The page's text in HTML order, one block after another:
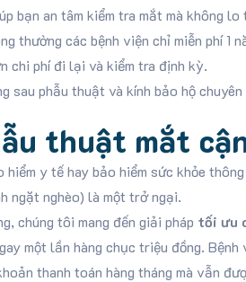
an tâm kiểm tra mắt mà không lo
các bệnh viện chỉ miễn phí 1
chi phí đi lại và kiểm tra định kỳ.
sau phẫu thuật và kính bảo hộ
thuật mắt
y tế hay bảo hiểm sức khỏe
ngặt nghèo) là một trở ngại.
chúng tôi mang đến giải pháp tối ưu
một lần hàng chục triệu đồng.
thanh toán hàng tháng mà vẫn